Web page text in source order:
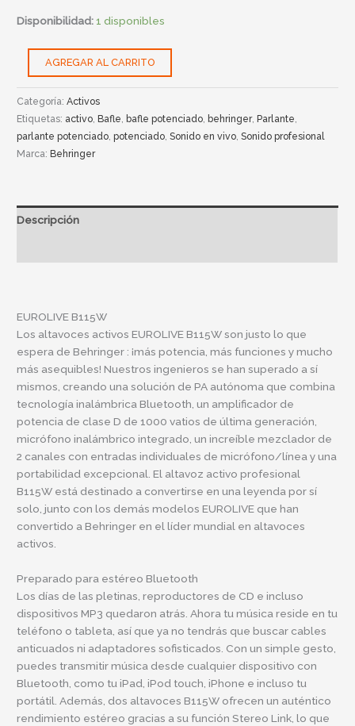
Disponibilidad:1 disponibles
AGREGAR AL CARRITO
Categoría:Activos
Etiquetas: activo ,Bafle ,bafle potenciado ,behringer,Parlante
parlante potenciado ,potenciado ,Sonido en vivo ,Sonido profesional
Marca:Behringer
Descripción
EUROLIVE B115W
Los altavoces activos EUROLIVE B115W son justo lo que
espera deBehringer: ¡más potencia, más funciones y mucho
más asequibles! Nuestros ingenieros se han superado a sí
mismos, creando una solución de PA autónoma que combina
tecnología inalámbrica Bluetooth, un amplificador de
potencia de clase D de 1000 vatios de última generación,
micrófono inalámbrico integrado, un increíble mezclador de
2 canales con entradas individuales de micrófono/línea y una
portabilidad excepcional. El altavoz activo profesional
B115W está destinado a convertirse en una leyenda por sí
solo, junto con los demás modelosEUROLIVE que han
convertido a Behringer en el líder mundial en altavoces
activos.
Preparado para estéreo Bluetooth
Los días de las pletinas, reproductores de CD e incluso
dispositivos MP3 quedaron atrás. Ahora tu música reside en tu
teléfono o tableta, así que ya no tendrás que buscar cables
anticuados ni adaptadores sofisticados. Con un simple gesto,
puedes transmitir música desde cualquier dispositivo con
Bluetooth, como tu iPad, iPod touch, iPhone e incluso tu
portátil. Además, dos altavoces B115W ofrecen un auténtico
rendimiento estéreo gracias a su función Stereo Link, lo que